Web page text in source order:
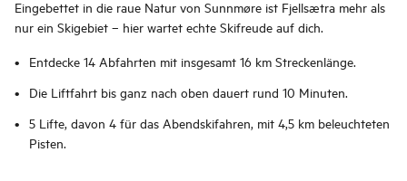
Eingebettet in die raue Natur von Sunnmøre ist Fjellsætra mehr als
nur ein Skigebiet – hier wartet echte Skifreude auf dich.
Entdecke 14 Abfahrten mit insgesamt 16 km Streckenlänge.
Die Liftfahrt bis ganz nach oben dauert rund 10 Minuten.
5 Lifte, davon 4 für das Abendskifahren, mit 4,5 km beleuchteten
Pisten.